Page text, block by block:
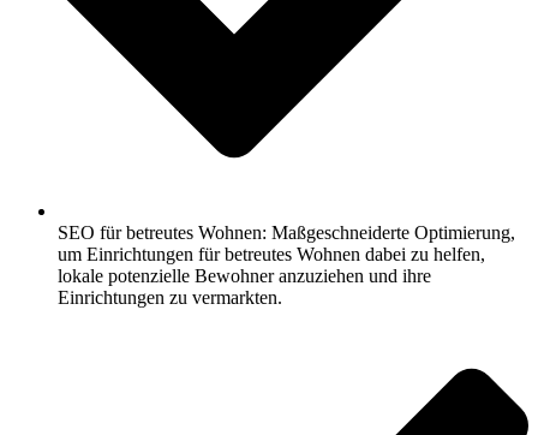
SEO für betreutes Wohnen: Maßgeschneiderte Optimierung,
um Einrichtungen für betreutes Wohnen dabei zu helfen,
lokale potenzielle Bewohner anzuziehen und ihre
Einrichtungen zu vermarkten.